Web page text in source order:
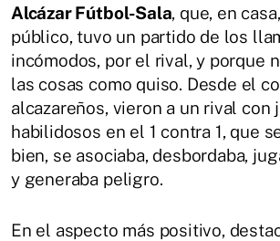
Alcázar Fútbol-Sala, que, en
público, tuvo un partido de los
incómodos, por el rival, y porque
las cosas como quiso. Desde el
alcazareños, vieron a un rival con
habilidosos en el 1 contra 1, que
bien, se asociaba, desbordaba,
y generaba peligro.
En el aspecto más positivo,